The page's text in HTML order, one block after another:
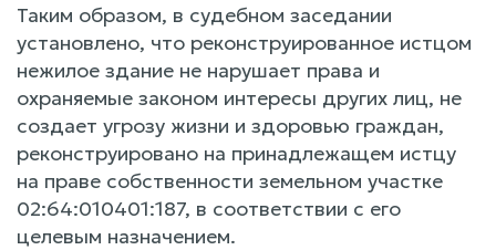
Таким образом, в судебном заседании
установлено, что реконструированное истцом
нежилое здание не нарушает права и
охраняемые законом интересы других лиц, не
создает угрозу жизни и здоровью граждан,
реконструировано на принадлежащем истцу
на праве собственности земельном участке
02:64:010401:187, в соответствии с его
целевым назначением.